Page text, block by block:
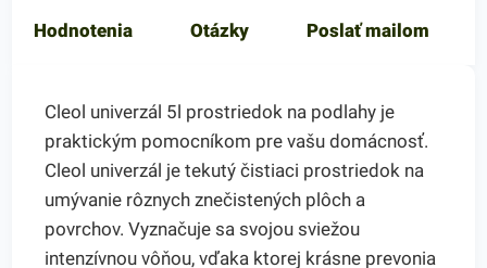
Hodnotenia Otázky Poslať mailom
Cleol univerzál 5l prostriedok na podlahy je
praktickým pomocníkom pre vašu domácnosť.
Cleol univerzál je tekutý čistiaci prostriedok na
umývanie rôznych znečistených plôch a
povrchov. Vyznačuje sa svojou sviežou
intenzívnou vôňou, vďaka ktorej krásne prevonia